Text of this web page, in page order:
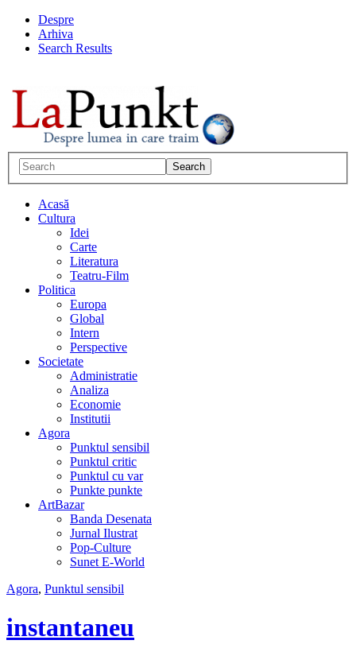
Despre
Arhiva
Search Results
Acasă
Cultura
Idei
Carte
Literatura
Teatru-Film
Politica
Europa
Global
Intern
Perspective
Societate
Administratie
Analiza
Economie
Institutii
Agora
Punktul sensibil
Punktul critic
Punktul cu var
Punkte punkte
ArtBazar
Banda Desenata
Jurnal Ilustrat
Pop-Culture
Sunet E-World
Agora, Punktul sensibil
instantaneu